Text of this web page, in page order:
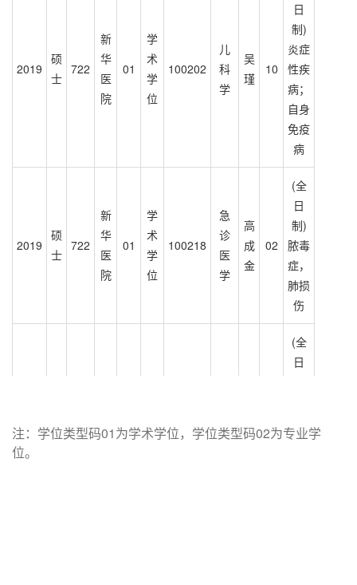
2019
硕
士
722
新
华
医
院
01
学
术
学
位
100202
儿
科
学
吴
瑾
10
日
制)
炎症
性疾
病；
自身
免疫
病
2019
硕
士
722
新
华
医
院
01
学
术
学
位
100218
急
诊
医
学
高
成
金
02
(全
日
制)
脓毒
症，
肺损
伤
2019
士
722
医
01
学
100202
科
晨
15
(全
日
瘤的
注：学位类型码01为学术学位，学位类型码02为专业学
位。